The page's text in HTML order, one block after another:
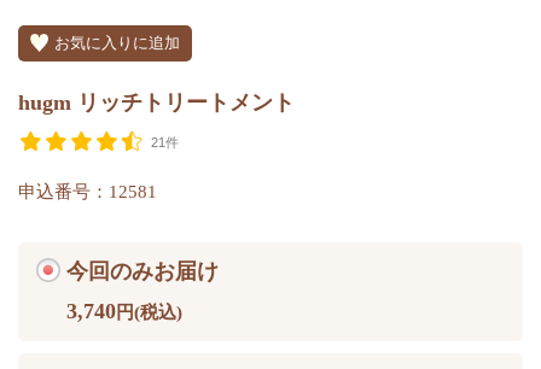
お気に入りに追加
hugm リッチトリートメント
21件
申込番号：12581
今回のみお届け
3,740円(税込)